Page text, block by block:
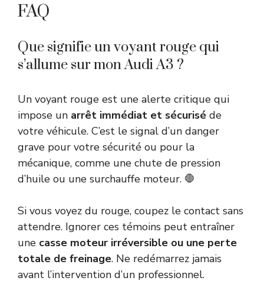
FAQ
Que signifie un voyant rouge qui
s’allume sur mon Audi A3 ?
Un voyant rouge est une alerte critique qui
impose un arrêt immédiat et sécurisé de
votre véhicule. C’est le signal d’un danger
grave pour votre sécurité ou pour la
mécanique, comme une chute de pression
d’huile ou une surchauffe moteur. 🛑
Si vous voyez du rouge, coupez le contact sans
attendre. Ignorer ces témoins peut entraîner
une casse moteur irréversible ou une perte
totale de freinage. Ne redémarrez jamais
avant l’intervention d’un professionnel.